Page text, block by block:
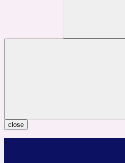
close